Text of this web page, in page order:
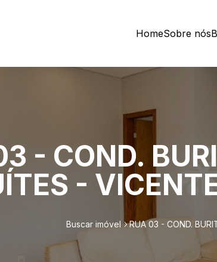
HomeSobre nós
- COND.
-
Buscar imóvel RUA 03 - COND.